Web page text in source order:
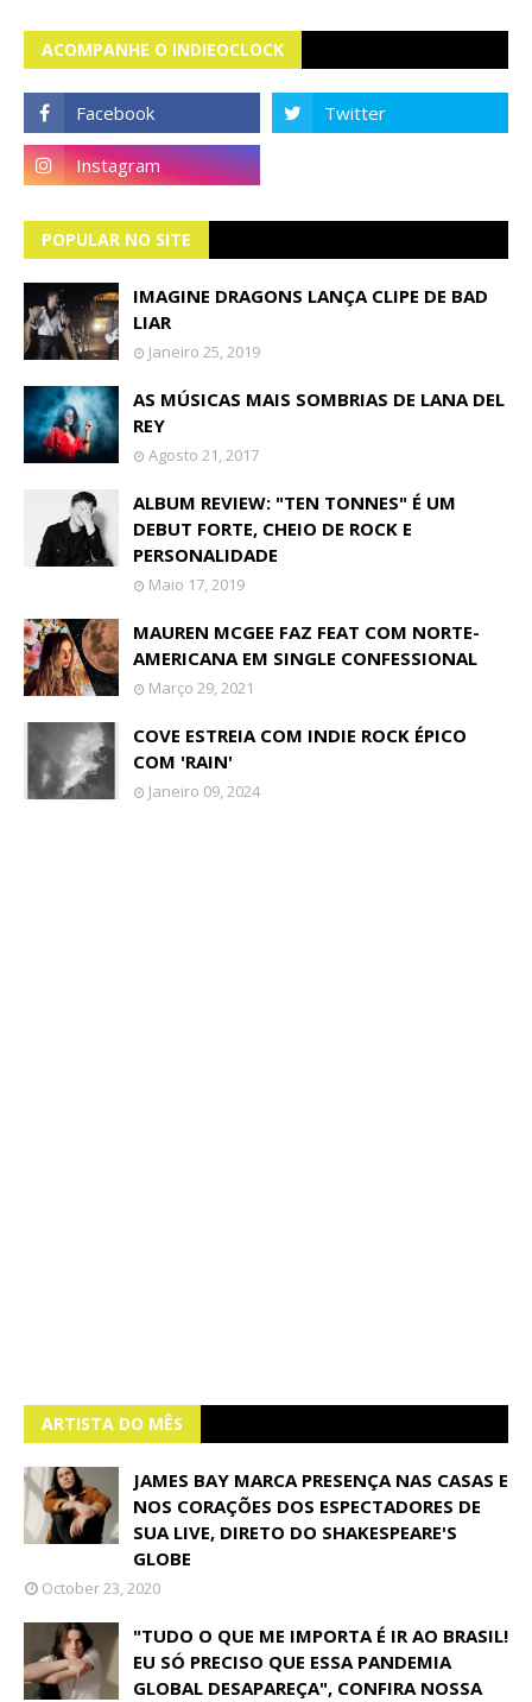
ACOMPANHE O INDIEOCLOCK
POPULAR NO SITE
IMAGINE DRAGONS LANÇA CLIPE DE BAD
LIAR
Janeiro 25, 2019
AS MÚSICAS MAIS SOMBRIAS DE LANA DEL
REY
Agosto 21, 2017
ALBUM REVIEW: "TEN TONNES" É UM
DEBUT FORTE, CHEIO DE ROCK E
PERSONALIDADE
Maio 17, 2019
MAUREN MCGEE FAZ FEAT COM NORTE-
AMERICANA EM SINGLE CONFESSIONAL
Março 29, 2021
COVE ESTREIA COM INDIE ROCK ÉPICO
COM 'RAIN'
Janeiro 09, 2024
ARTISTA DO MÊS
JAMES BAY MARCA PRESENÇA NAS CASAS E
NOS CORAÇÕES DOS ESPECTADORES DE
SUA LIVE, DIRETO DO SHAKESPEARE'S
GLOBE
October 23, 2020
"TUDO O QUE ME IMPORTA É IR AO BRASIL!
EU SÓ PRECISO QUE ESSA PANDEMIA
GLOBAL DESAPAREÇA", CONFIRA NOSSA